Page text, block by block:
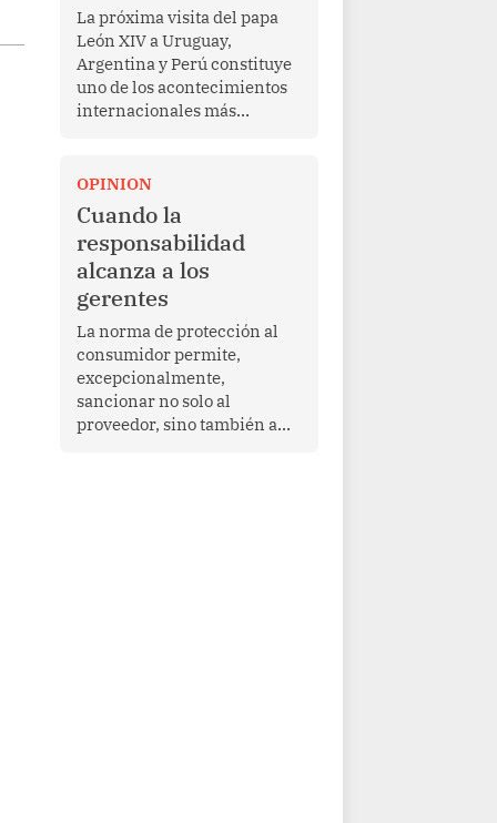
La próxima visita del papa
León XIV a Uruguay,
Argentina y Perú constituye
uno de los acontecimientos
internacionales más
Más allá de su dimensión
religiosa, esta gira
representa una oportunidad
para reafirmar el valor del
diálogo, fortalecer los
vínculos entre los pueblos y
proyectar una imagen de
cooperación en una región
que enfrenta desafíos en
materia de desarrollo,
cohesión social y
gobernabilidad.
OPINION
Cuando la
responsabilidad
alcanza a los
gerentes
La norma de protección al
consumidor permite,
excepcionalmente,
sancionar no solo al
proveedor, sino también a